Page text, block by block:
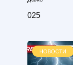
025
НОВОСТИ